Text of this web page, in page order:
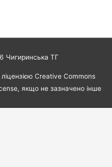
Чигиринська ТГ
Creative Commons
якщо не зазначено інше